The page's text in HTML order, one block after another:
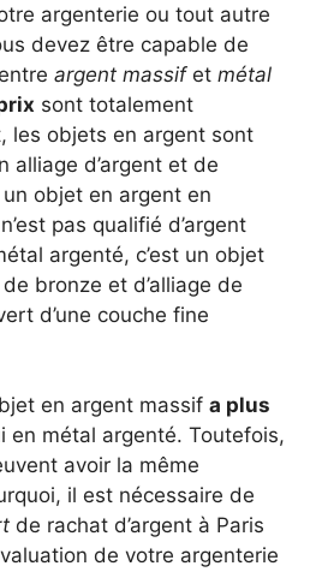
argenterie ou tout autre
devez être capable de
argent massifet métal
sont totalement
les objets en argent sont
alliage d’argent et de
objet en argent en
n’est pas qualifié d’argent
argenté, c’est un objet
bronze et d’alliage de
d’une couche fine
en argent massif a plus
en métal argenté. Toutefois,
avoir la même
il est nécessaire de
de rachat d’argent à Paris
de votre argenterie